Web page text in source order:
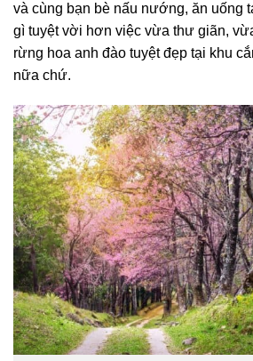
và cùng bạn bè nấu nướng, ăn uống
gì tuyệt vời hơn việc vừa thư giãn,
rừng hoa anh đào tuyệt đẹp tại khu
nữa chứ.